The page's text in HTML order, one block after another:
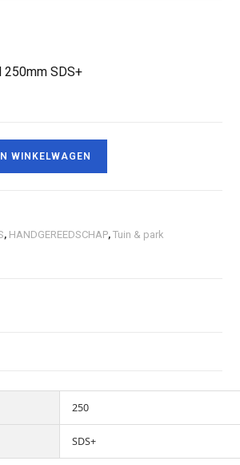
250mm SDS+
WINKELWAGEN
, HANDGEREEDSCHAP,Tuin & park
250
SDS+